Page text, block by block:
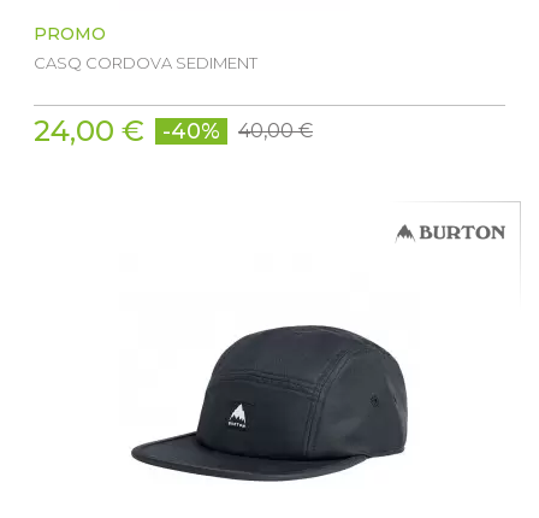
PROMO
CASQ CORDOVA SEDIMENT
24,00 € -40% 40,00 €